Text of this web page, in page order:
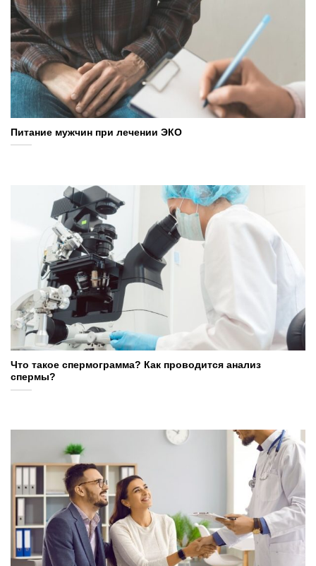
Питание мужчин при лечении ЭКО
Что такое спермограмма? Как проводится анализ
спермы?